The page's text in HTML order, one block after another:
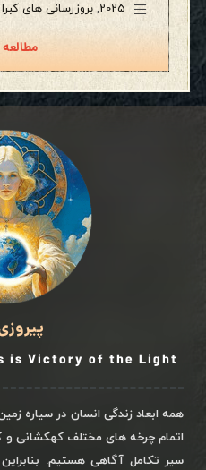
2025
, بروزرسانی های کبرا /
is Victory of the Light
همه ابعاد زندگی انسان در سیاره
اتمام چرخه های مختلف کهکشانی
سیر تکامل آگاهی هستیم.